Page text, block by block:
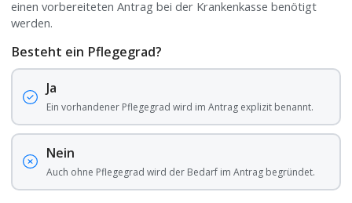
einen vorbereiteten Antrag bei der Krankenkasse benötigt
werden.
Besteht ein Pflegegrad?
Ja
Ein vorhandener Pflegegrad wird im Antrag explizit benannt.
Nein
Auch ohne Pflegegrad wird der Bedarf im Antrag begründet.